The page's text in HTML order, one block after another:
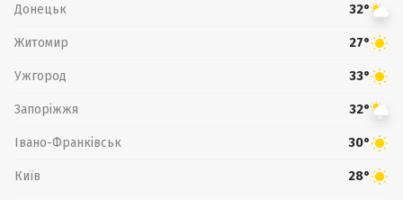
Донецьк 32°
Житомир 27°
Ужгород 33°
Запоріжжя 32°
Івано-Франківськ 30°
Київ 28°